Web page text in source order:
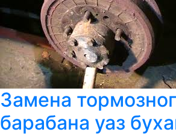
Замена
барабана уаз